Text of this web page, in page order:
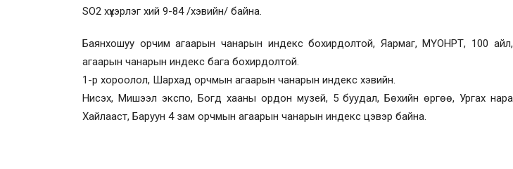
SO2 хүхэрлэг хий 9-84 /хэвийн/ байна.
Баянхошуу орчим агаарын чанарын индекс бохирдолтой, Яармаг, МҮОНРТ, 100
агаарын чанарын индекс бага бохирдолтой.
1-р хороолол, Шархад орчмын агаарын чанарын индекс хэвийн.
Нисэх, Мишээл экспо, Богд хааны ордон музей, 5 буудал, Бөхийн өргөө, Ургах
Хайлааст, Баруун 4 зам орчмын агаарын чанарын индекс цэвэр байна.